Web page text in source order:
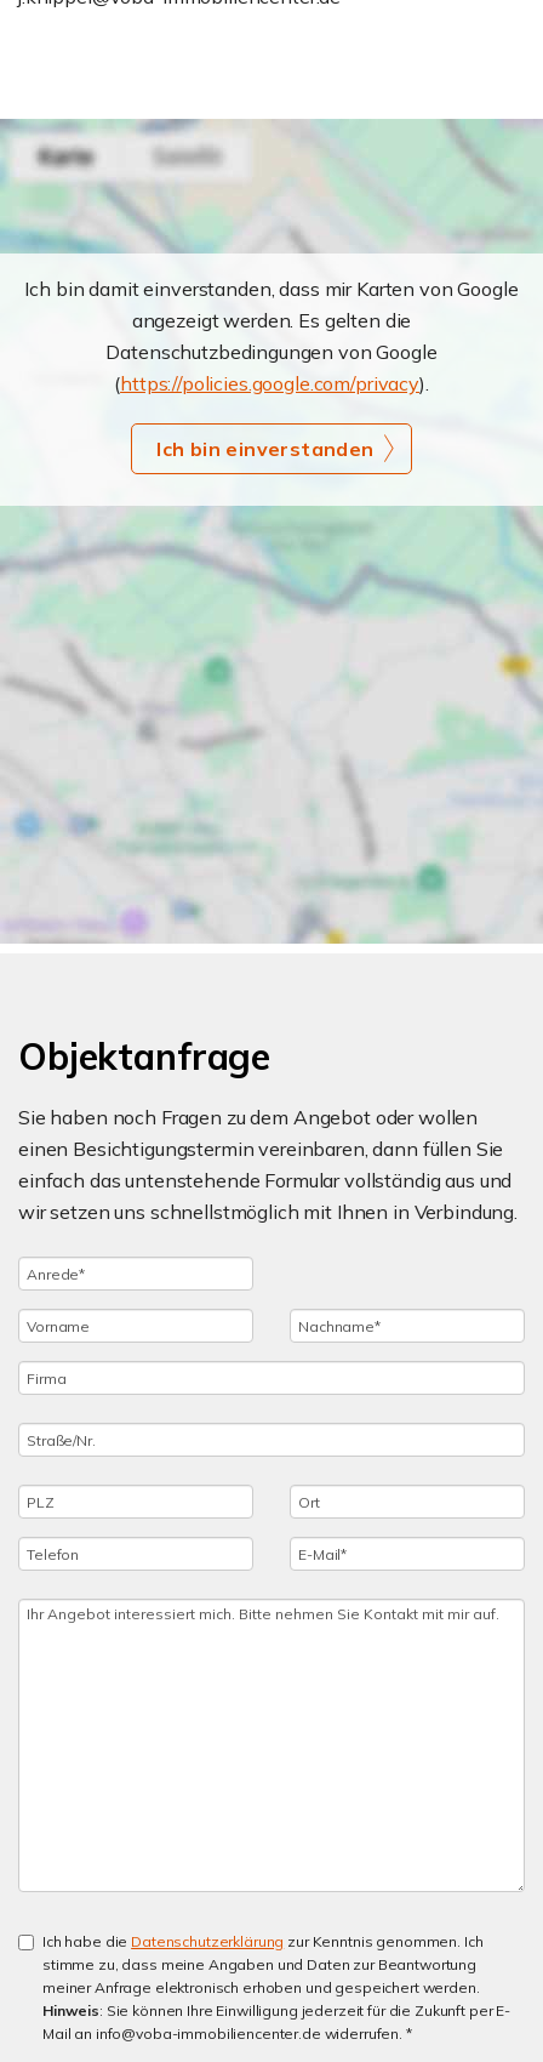
Ich bin damit einverstanden, dass mir Karten von Google
angezeigt werden. Es gelten die
Datenschutzbedingungen von Google
(https://policies.google.com/privacy).
Ich bin einverstanden
Objektanfrage
Sie haben noch Fragen zu dem Angebot oder wollen
einen Besichtigungstermin vereinbaren, dann füllen Sie
einfach das untenstehende Formular vollständig aus und
wir setzen uns schnellstmöglich mit Ihnen in Verbindung.
Ich habe die Datenschutzerklärung zur Kenntnis genommen. Ich
stimme zu, dass meine Angaben und Daten zur Beantwortung
meiner Anfrage elektronisch erhoben und gespeichert werden.
Hinweis: Sie können Ihre Einwilligung jederzeit für die Zukunft per E-
Mail an info@voba-immobiliencenter.de widerrufen. *